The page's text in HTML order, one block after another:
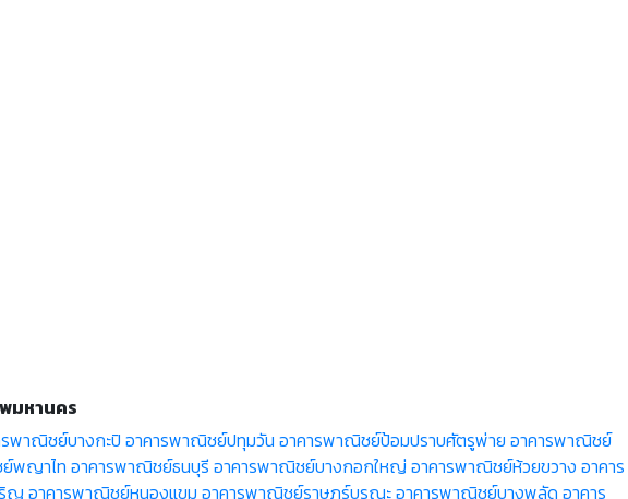
มหานคร
พาณิชย์บางกะปิ อาคารพาณิชย์ปทุมวัน อาคารพาณิชย์ป้อมปราบศัตรูพ่าย อาคารพาณิชย์
พญาไท อาคารพาณิชย์ธนบุรี อาคารพาณิชย์บางกอกใหญ่ อาคารพาณิชย์ห้วยขวาง อาคาร
ญ อาคารพาณิชย์หนองแขม อาคารพาณิชย์ราษฎร์บูรณะอาคารพาณิชย์บางพลัด อาคาร